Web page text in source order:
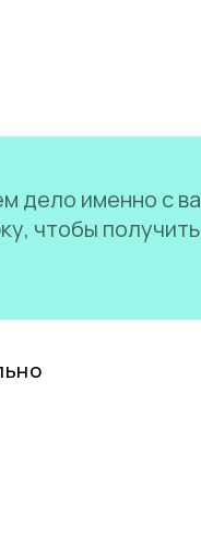
дело именно с
чтобы